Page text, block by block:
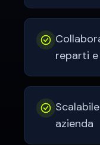
reparti e
azienda